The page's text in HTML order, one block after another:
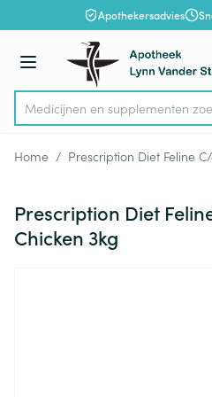
Ga naar de inhoudApothekersadvies
Menu
Product, merk, categorie...
Medicijnen en supplementen
Home / Prescription Diet Feline
Prescription Diet
Chicken 3kg